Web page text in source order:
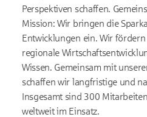
Perspektiven schaffen.
Mission: Wir bringen die
Entwicklungen ein. Wir
regionale
Wissen. Gemeinsam mit
schaffen wir langfristige und
Insgesamt sind 300
weltweit im Einsatz.